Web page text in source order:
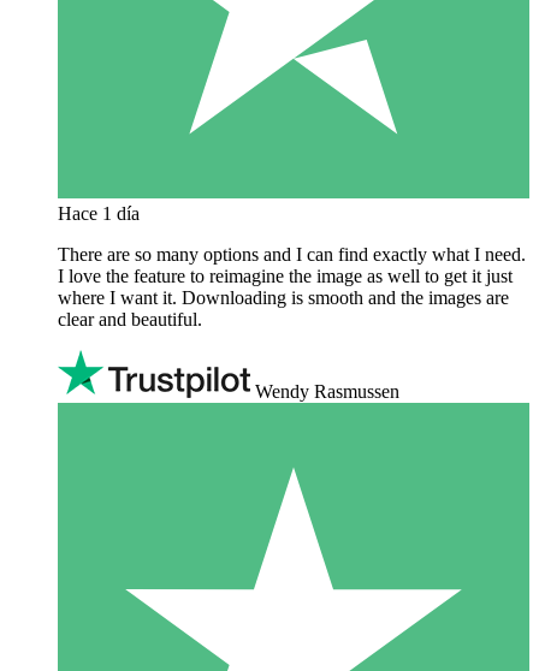
Hace 1 día
There are so many options and I can find exactly what I need.
I love the feature to reimagine the image as well to get it just
where I want it. Downloading is smooth and the images are
clear and beautiful.
Wendy Rasmussen